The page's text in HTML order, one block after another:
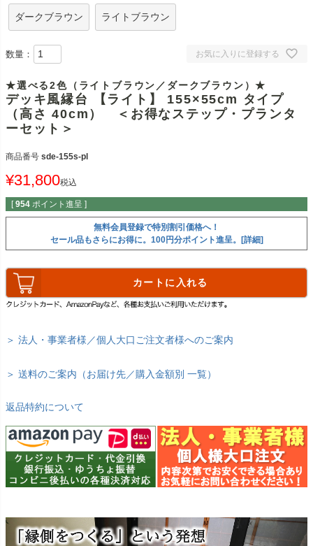
ダークブラウン ライトブラウン
お気に入りに登録する
数量：
★選べる2色（ライトブラウン／ダークブラウン）★
デッキ風縁台 【ライト】 155×55cm タイプ
（高さ 40cm） ＜お得なステップ・プランタ
ーセット＞
商品番号 sde-155s-pl
¥31,800税込
[ 954 ポイント進呈 ]
無料会員登録で特別割引価格へ！
セール品もさらにお得に。100円分ポイント進呈。[詳細]
カートに入れる
＞ 法人・事業者様／個人大口ご注文者様へのご案内
＞ 送料のご案内（お届け先／購入金額別 一覧）
返品特約について